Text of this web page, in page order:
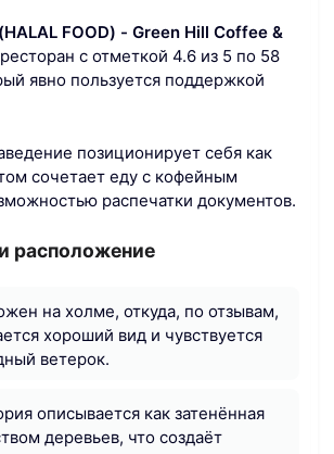
FOOD) - Green Hill Coffee &
с отметкой 4.6 из 5 по 58
явно пользуется поддержкой
позиционирует себя как
сочетает еду с кофейным
распечатки документов.
расположение
на холме, откуда, по отзывам,
хороший вид и чувствуется
ветерок.
описывается как затенённая
деревьев, что создаёт